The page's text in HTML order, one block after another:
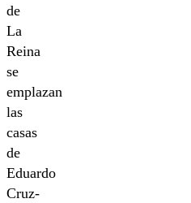
de
La
Reina
se
emplazan
las
casas
de
Eduardo
Cruz-